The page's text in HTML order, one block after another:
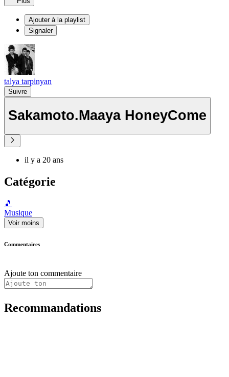
Ajouter à la playlist
Signaler
talya tarpinyan
Suivre
Sakamoto.Maaya HoneyCome
il y a 20 ans
Catégorie
🎵
Musique
Voir moins
Commentaires
Ajoute ton commentaire
Recommandations